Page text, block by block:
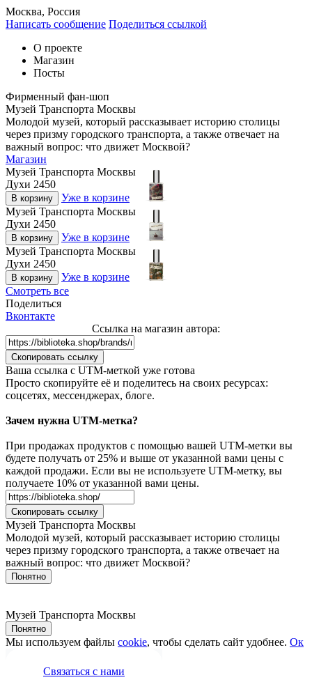
Москва, Россия
Написать сообщение Поделиться ссылкой
О проекте
Магазин
Посты
Фирменный фан-шоп
Музей Транспорта Москвы
Молодой музей, который рассказывает историю столицы
через призму городского транспорта, а также отвечает на
важный вопрос: что движет Москвой?
Магазин
Музей Транспорта Москвы
Духи 2450
В корзину
Уже в корзине
Музей Транспорта Москвы
Духи 2450
В корзину
Уже в корзине
Музей Транспорта Москвы
Духи 2450
В корзину
Уже в корзине
Смотреть все
Поделиться
Вконтакте
Ссылка на магазин автора:
Скопировать ссылку
Ваша сcылка с UTM-меткой уже готова
Просто скопируйте её и поделитесь на своих ресурсах:
соцсетях, мессенджерах, блоге.
Зачем нужна UTM-метка?
При продажах продуктов с помощью вашей UTM-метки вы
будете получать от 25% и выше от указанной вами цены с
каждой продажи. Если вы не используете UTM-метку, вы
получаете 10% от указанной вами цены.
Скопировать ссылку
Музей Транспорта Москвы
Молодой музей, который рассказывает историю столицы
через призму городского транспорта, а также отвечает на
важный вопрос: что движет Москвой?
Понятно
Музей Транспорта Москвы
Понятно
Мы используем файлы cookie, чтобы сделать сайт удобнее. Ок
Связаться с нами